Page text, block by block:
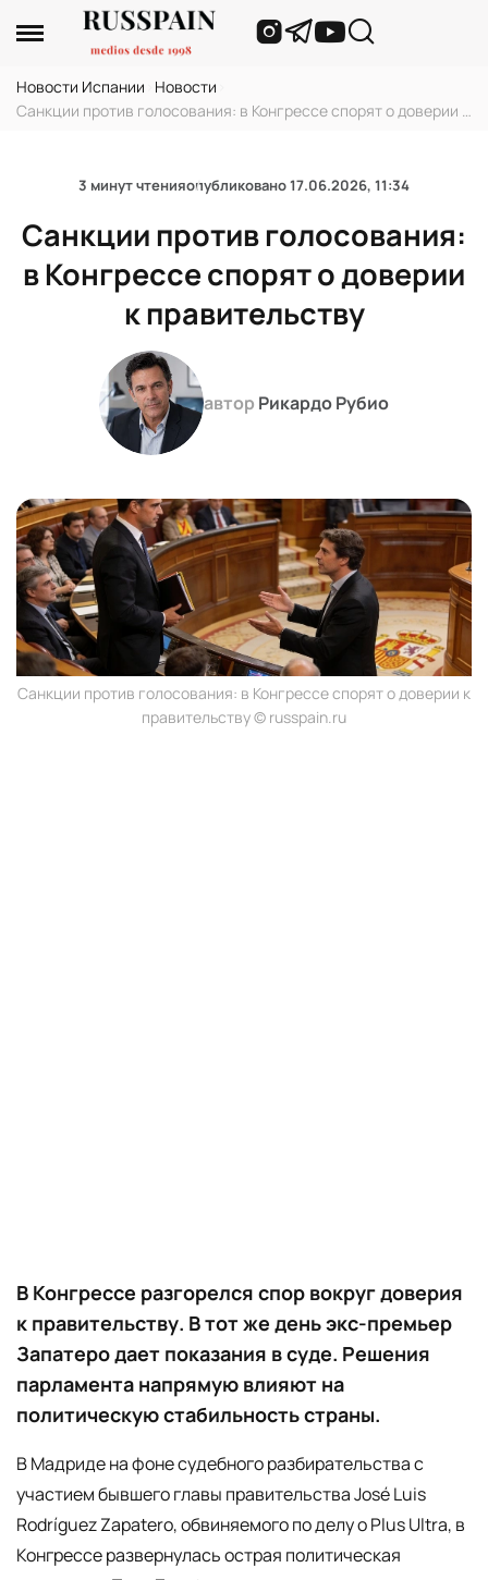
Новости Испании Новости
Санкции против голосования: в Конгрессе спорят о доверии к
3 минут чтенияопубликовано17.06.2026, 11:34
Санкции против голосования:
в Конгрессе спорят о доверии
к правительству
автор Рикардо Рубио
Санкции против голосования: в Конгрессе спорят о доверии к
правительству © russpain.ru
В Конгрессе разгорелся спор вокруг доверия
к правительству. В тот же день экс-премьер
Запатеро дает показания в суде. Решения
парламента напрямую влияют на
политическую стабильность страны.
В Мадриде на фоне судебного разбирательства с
участием бывшего главы правительства José Luis
Rodríguez Zapatero, обвиняемого по делу о Plus Ultra, в
Конгрессе развернулась острая политическая